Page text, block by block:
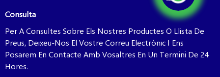
Consulta
Per A Consultes Sobre Els Nostres Productes O Llista De
Preus, Deixeu-Nos El Vostre Correu Electrònic I Ens
Posarem En Contacte Amb Vosaltres En Un Termini De 24
Hores.